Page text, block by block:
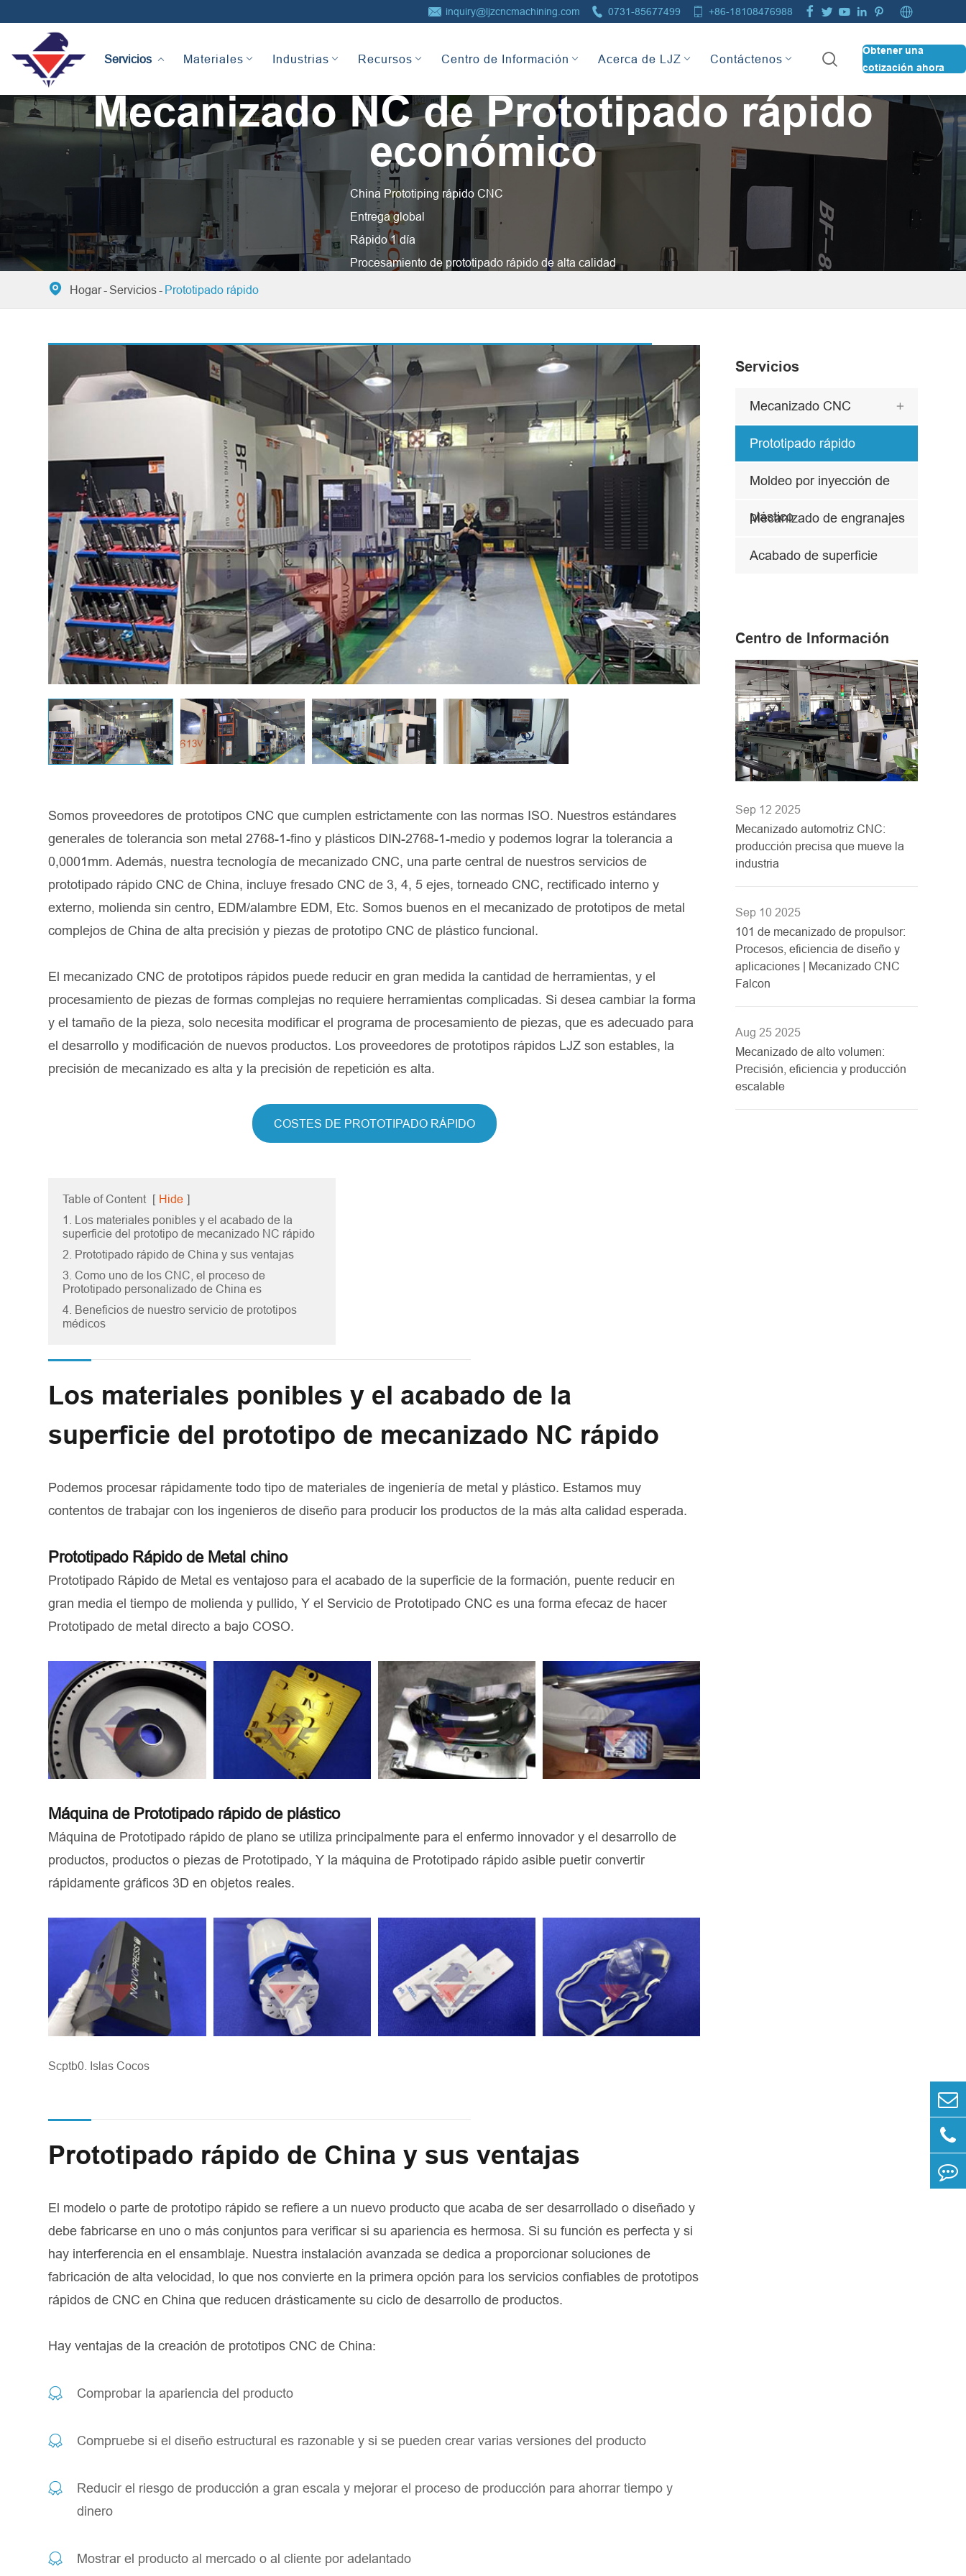
 inquiry@ljzcncmachining.com  0731-85677499  +86-18108476988      
Materiales
Industrias Recursos Centro de Información Acerca de LJZ Contáctenos 
Obtener una
cotización ahora
Mecanizado NC de Prototipado rápido
económico
China Prototiping rápido CNC
Entrega global
Rápido 1 día
Procesamiento de prototipado rápido de alta calidad
 Hogar Servicios Prototipado rápido
Somos proveedores de prototipos CNC que cumplen estrictamente con las normas ISO. Nuestros estándares
generales de tolerancia son metal 2768-1-fino y plásticos DIN-2768-1-medio y podemos lograr la tolerancia a
0,0001mm. Además, nuestra tecnología de mecanizado CNC, una parte central de nuestros servicios de
prototipado rápido CNC de China, incluye fresado CNC de 3, 4, 5 ejes, torneado CNC, rectificado interno y
externo, molienda sin centro, EDM/alambre EDM, Etc. Somos buenos en el mecanizado de prototipos de metal
complejos de China de alta precisión y piezas de prototipo CNC de plástico funcional.
El mecanizado CNC de prototipos rápidos puede reducir en gran medida la cantidad de herramientas, y el
procesamiento de piezas de formas complejas no requiere herramientas complicadas. Si desea cambiar la forma
y el tamaño de la pieza, solo necesita modificar el programa de procesamiento de piezas, que es adecuado para
el desarrollo y modificación de nuevos productos. Los proveedores de prototipos rápidos LJZ son estables, la
precisión de mecanizado es alta y la precisión de repetición es alta.
COSTES DE PROTOTIPADO RÁPIDO
Table of Content [ Hide ]
1. Los materiales ponibles y el acabado de la
superficie del prototipo de mecanizado NC rápido
2. Prototipado rápido de China y sus ventajas
3. Como uno de los CNC, el proceso de
Prototipado personalizado de China es
4. Beneficios de nuestro servicio de prototipos
médicos
Los materiales ponibles y el acabado de la
superficie del prototipo de mecanizado NC rápido
Podemos procesar rápidamente todo tipo de materiales de ingeniería de metal y plástico. Estamos muy
contentos de trabajar con los ingenieros de diseño para producir los productos de la más alta calidad esperada.
Prototipado Rápido de Metal chino
Prototipado Rápido de Metal es ventajoso para el acabado de la superficie de la formación, puente reducir en
gran media el tiempo de molienda y pullido, Y el Servicio de Prototipado CNC es una forma efecaz de hacer
Prototipado de metal directo a bajo COSO.
Máquina de Prototipado rápido de plástico
Máquina de Prototipado rápido de plano se utiliza principalmente para el enfermo innovador y el desarrollo de
productos, productos o piezas de Prototipado, Y la máquina de Prototipado rápido asible puetir convertir
rápidamente gráficos 3D en objetos reales.
Scptb0. Islas Cocos
Prototipado rápido de China y sus ventajas
El modelo o parte de prototipo rápido se refiere a un nuevo producto que acaba de ser desarrollado o diseñado y
debe fabricarse en uno o más conjuntos para verificar si su apariencia es hermosa. Si su función es perfecta y si
hay interferencia en el ensamblaje. Nuestra instalación avanzada se dedica a proporcionar soluciones de
fabricación de alta velocidad, lo que nos convierte en la primera opción para los servicios confiables de prototipos
rápidos de CNC en China que reducen drásticamente su ciclo de desarrollo de productos.
Hay ventajas de la creación de prototipos CNC de China:
Comprobar la apariencia del producto
Compruebe si el diseño estructural es razonable y si se pueden crear varias versiones del producto
Reducir el riesgo de producción a gran escala y mejorar el proceso de producción para ahorrar tiempo y
dinero
Mostrar el producto al mercado o al cliente por adelantado
Servicios
Mecanizado CNC 
Prototipado rápido
Moldeo por inyección de
plástico
Mecanizado de engranajes
Acabado de superficie
Centro de Información
Sep 12 2025
Mecanizado automotriz CNC:
producción precisa que mueve la
industria
Sep 10 2025
101 de mecanizado de propulsor:
Procesos, eficiencia de diseño y
aplicaciones | Mecanizado CNC
Falcon
Aug 25 2025
Mecanizado de alto volumen:
Precisión, eficiencia y producción
escalable